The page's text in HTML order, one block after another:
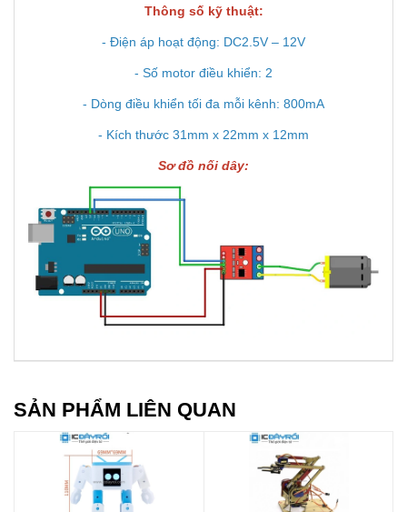
Thông số kỹ thuật:
- Điện áp hoạt động: DC2.5V – 12V
- Số motor điều khiển: 2
- Dòng điều khiển tối đa mỗi kênh: 800mA
- Kích thước 31mm x 22mm x 12mm
Sơ đồ nối dây:
SẢN PHẨM LIÊN QUAN